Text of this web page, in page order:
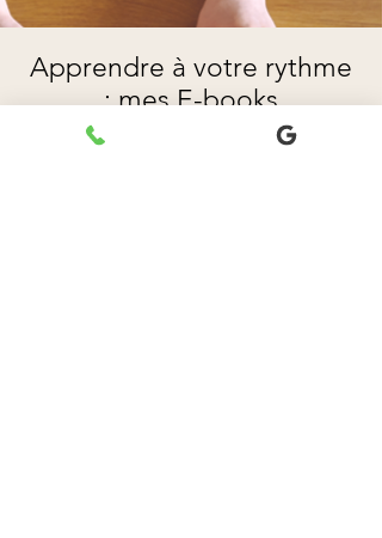
Apprendre à votre rythme
: mes E-books
Je propose également des e-books